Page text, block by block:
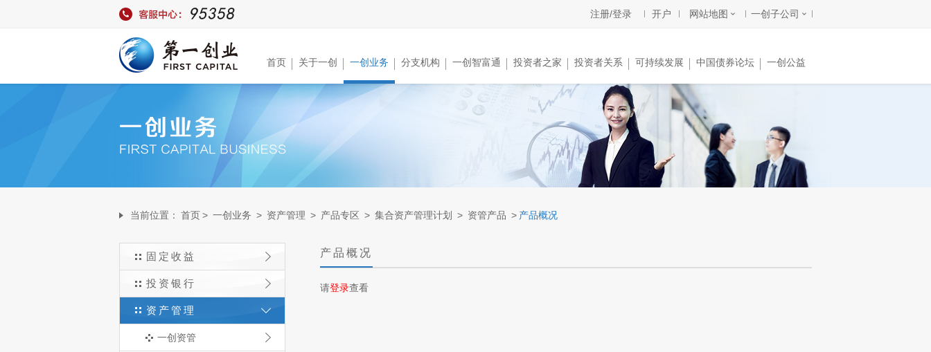
注册/登录 开户 网站地图 一创子公司
首页 关于一创 一创业务 分支机构 一创智富通 投资者之家 投资者关系 可持续发展 中国债券论坛 一创公益
当前位置： 首页> 一创业务 > 资产管理 > 产品专区 > 集合资产管理计划 > 资管产品 > 产品概况
固定收益
投资银行
资产管理
一创资管
产品概况
请登录查看